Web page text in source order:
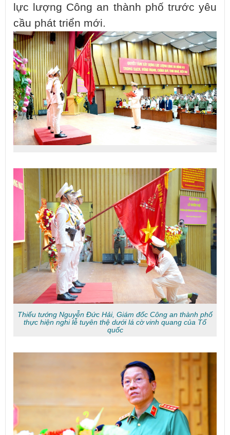
lực lượng Công an thành phố trước yêu
cầu phát triển mới.
Thiếu tướng Nguyễn Đức Hải, Giám đốc Công an thành phố
thực hiện nghi lễ tuyên thệ dưới lá cờ vinh quang của Tổ
quốc